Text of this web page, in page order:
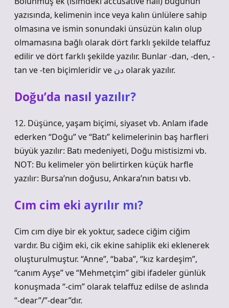
yazısında, kelimenin ince veya kalın ünlülere sahip
olmasına ve ismin sonundaki ünsüzün kalın olup
olmamasına bağlı olarak dört farklı şekilde telaffuz
edilir ve dört farklı şekilde yazılır. Bunlar -dan, -den, -
tan ve -ten biçimleridir ve دن olarak yazılır.
Doğu’da nasıl yazılır?
12. Düşünce, yaşam biçimi, siyaset vb. Anlam ifade
ederken “Doğu” ve “Batı” kelimelerinin baş harfleri
büyük yazılır: Batı medeniyeti, Doğu mistisizmi vb.
NOT: Bu kelimeler yön belirtirken küçük harfle
yazılır: Bursa’nın doğusu, Ankara’nın batısı vb.
Cım cim eki ayrılır mı?
Cim cım diye bir ek yoktur, sadece ciğim ciğim
vardır. Bu ciğim eki, cik ekine sahiplik eki eklenerek
oluşturulmuştur. “Anne”, “baba”, “kız kardeşim”,
“canım Ayşe” ve “Mehmetçim” gibi ifadeler günlük
konuşmada “-cim” olarak telaffuz edilse de aslında
“-dear”/”-dear”dır.